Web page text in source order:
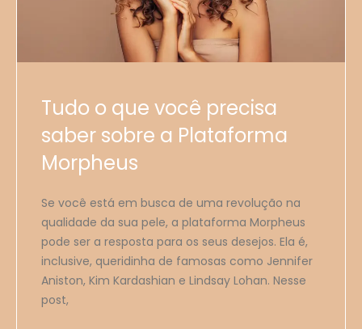
Tudo o que você precisa
saber sobre a Plataforma
Morpheus
Se você está em busca de uma revolução na
qualidade da sua pele, a plataforma Morpheus
pode ser a resposta para os seus desejos. Ela é,
inclusive, queridinha de famosas como Jennifer
Aniston, Kim Kardashian e Lindsay Lohan. Nesse
post,